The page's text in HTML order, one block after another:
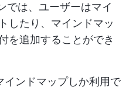
は、ユーザーはマイ
したり、マインドマッ
を追加することができ
ンドマップしか利用で